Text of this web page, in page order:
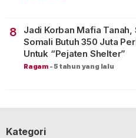
8
Jadi Korban Mafia Tanah,
Somali Butuh 350 Juta
Untuk “Pejaten Shelter”
Ragam -5 tahun yang lalu
Kategori